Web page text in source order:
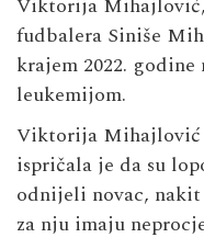
Viktorija
fudbalera Siniše
krajem 2022.
leukemijom.
Viktorija Mihajlović
ispričala je da su
odnijeli novac, nakit
za nju imaju